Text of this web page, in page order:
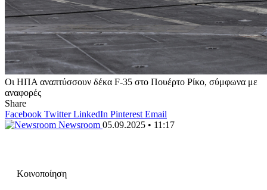
Οι ΗΠΑ αναπτύσσουν δέκα F-35 στο Πουέρτο Ρίκο, σύμφωνα με
αναφορές
Share
Facebook Twitter LinkedIn Pinterest Email
Newsroom 05.09.2025 • 11:17
Κοινοποίηση